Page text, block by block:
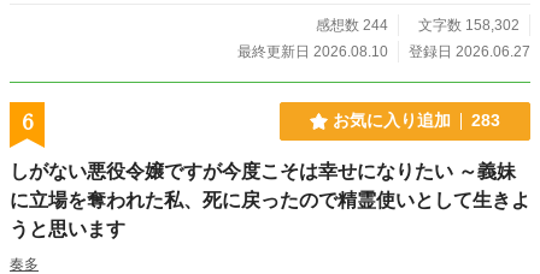
感想数 244
文字数 158,302
最終更新日 2026.08.10
登録日 2026.06.27
6 お気に入り追加 283
しがない悪役令嬢ですが今度こそは幸せになりたい ～義妹
に立場を奪われた私、死に戻ったので精霊使いとして生きよ
うと思います
奏多